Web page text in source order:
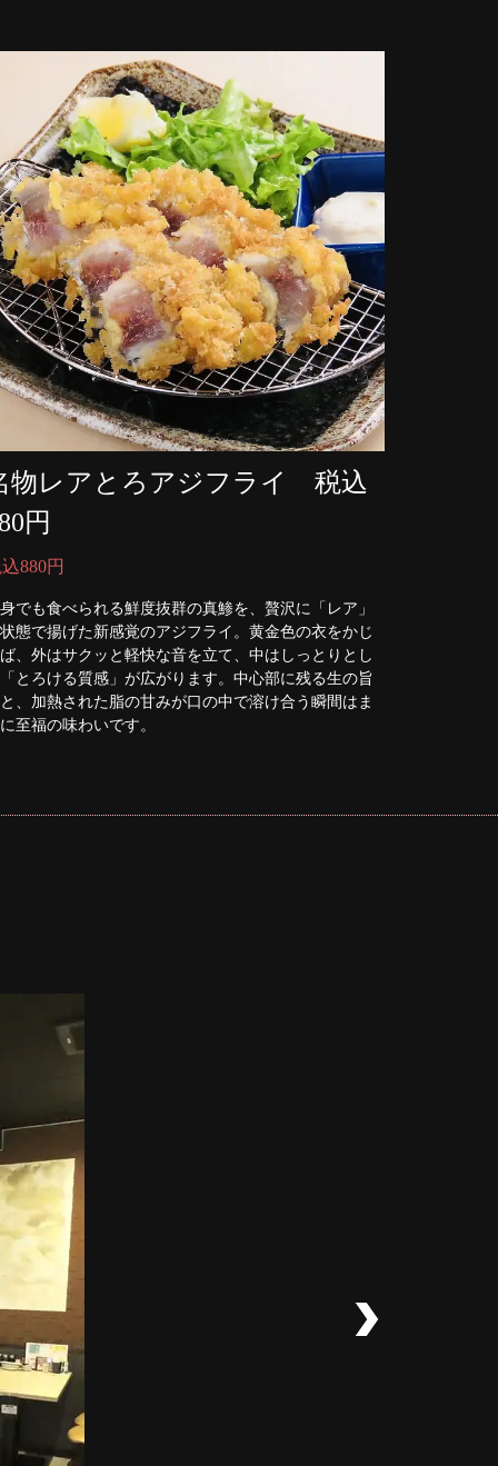
物レアとろアジフライ 税込
円
880円
でも食べられる鮮度抜群の真鯵を、贅沢に「レア」
態で揚げた新感覚のアジフライ。黄金色の衣をかじ
、外はサクッと軽快な音を立て、中はしっとりとし
とろける質感」が広がります。中心部に残る生の旨
、加熱された脂の甘みが口の中で溶け合う瞬間はま
至福の味わいです。